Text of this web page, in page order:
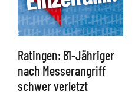
Ratingen: 81-Jähriger
nach Messerangriff
schwer verletzt